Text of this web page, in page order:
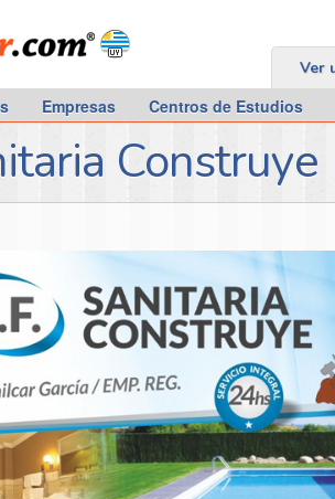
Ver
Empresas Centros de Estudios
Construye